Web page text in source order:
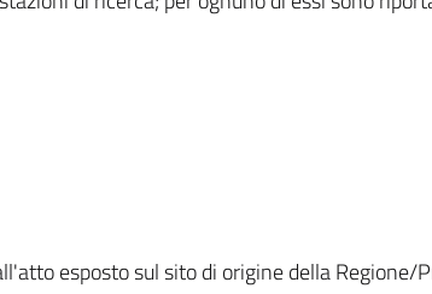
esposto sul sito di origine della Regione/